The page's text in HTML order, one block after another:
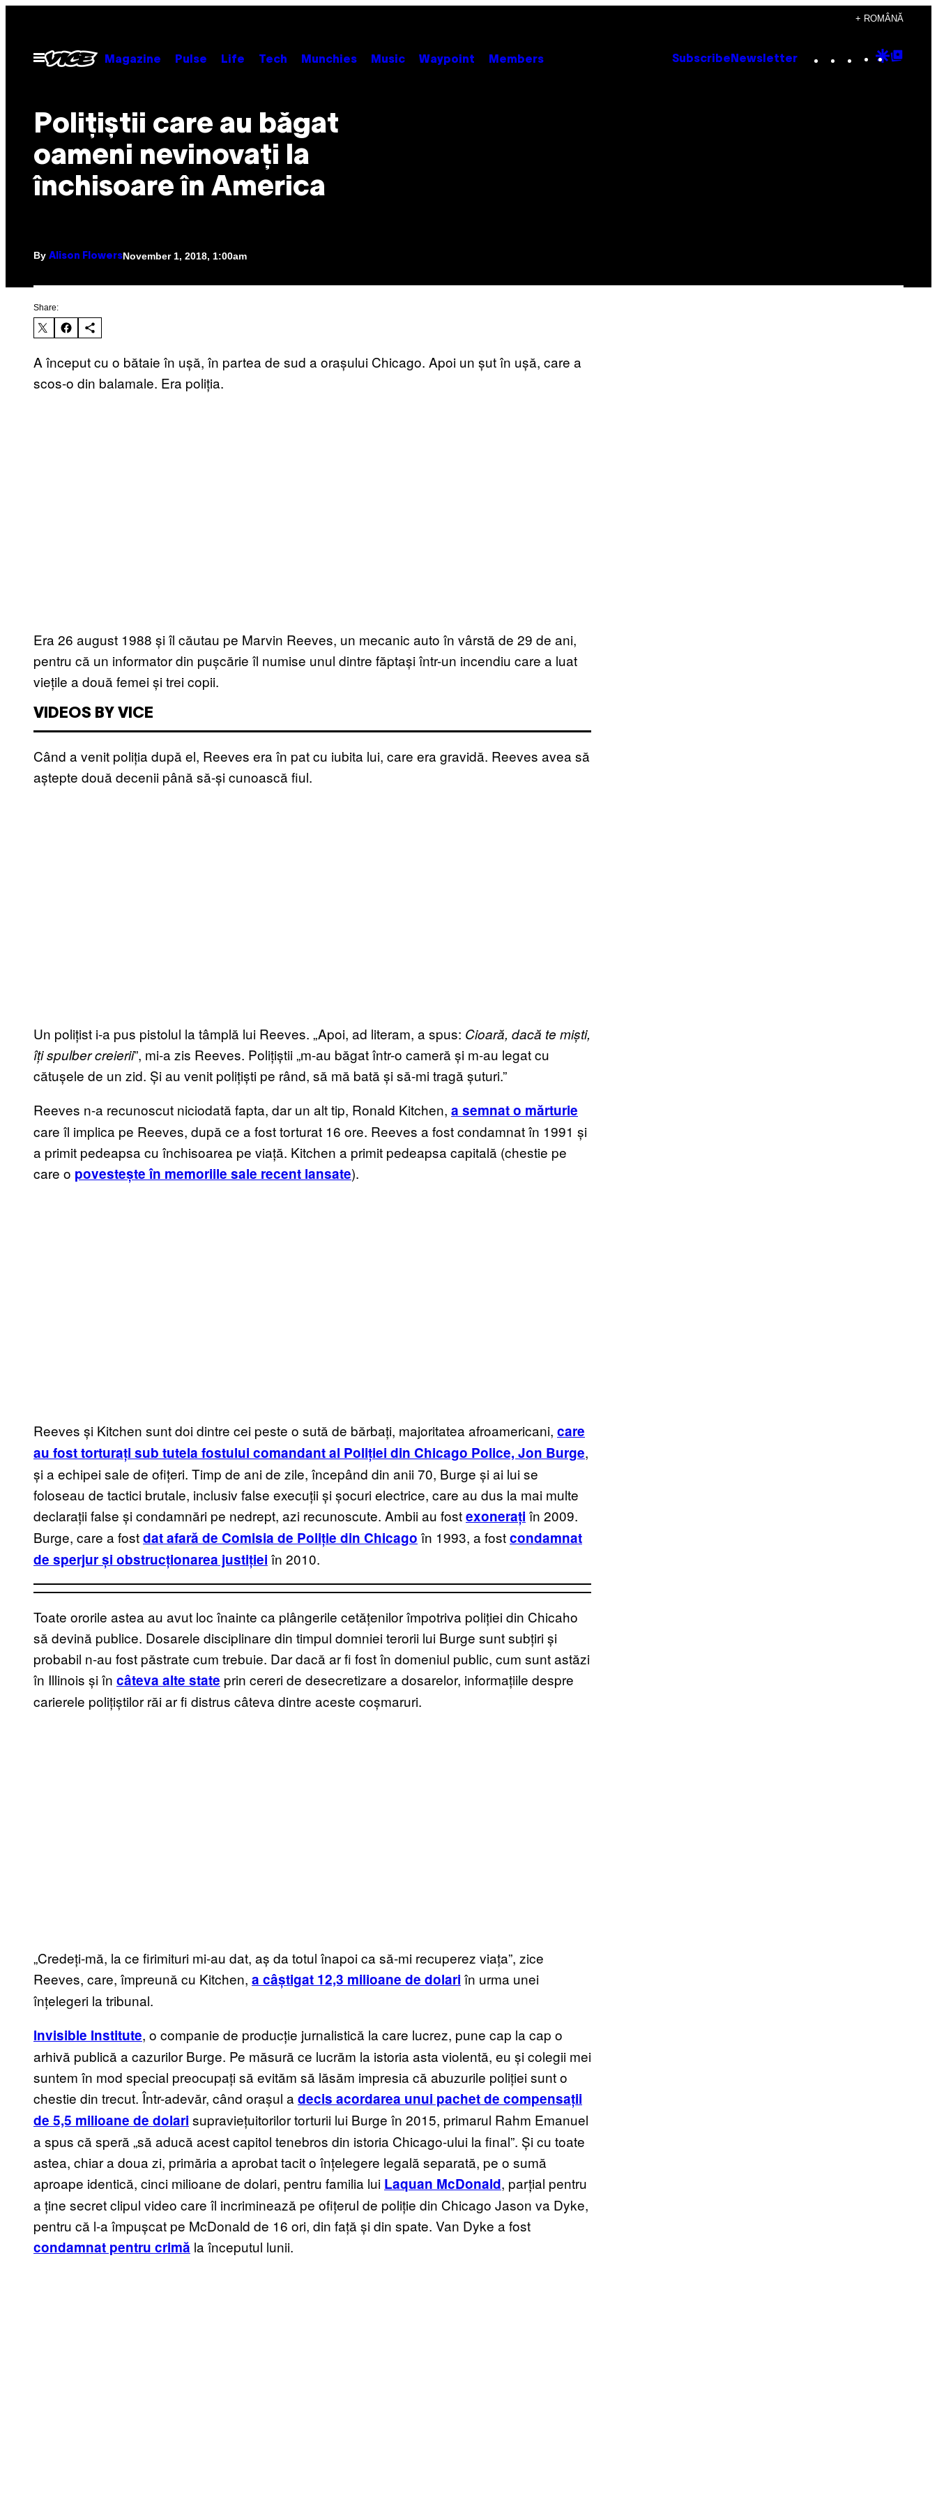
content
+ ROMÂNĂ
Open
Menu
Magazine Pulse Life Tech Munchies Music Waypoint Members Subscribe Newsletter Instagram
TikTok
YouTube
Google
Polițiștii care au băgat
oameni nevinovați la
închisoare în America
By Alison FlowersNovember 1, 2018, 1:00am
Share:
A început cu o bătaie în ușă, în partea de sud a orașului Chicago. Apoi un șut în ușă, care a
scos-o din balamale. Era poliția.
Era 26 august 1988 și îl căutau pe Marvin Reeves, un mecanic auto în vârstă de 29 de ani,
pentru că un informator din pușcărie îl numise unul dintre făptași într-un incendiu care a luat
viețile a două femei și trei copii.
VIDEOS BY VICE
Când a venit poliția după el, Reeves era în pat cu iubita lui, care era gravidă. Reeves avea să
aștepte două decenii până să-și cunoască fiul.
Un polițist i-a pus pistolul la tâmplă lui Reeves. „Apoi, ad literam, a spus: Cioară, dacă te miști,
îți spulber creierii”, mi-a zis Reeves. Polițiștii „m-au băgat într-o cameră și m-au legat cu
cătușele de un zid. Și au venit polițiști pe rând, să mă bată și să-mi tragă șuturi.”
Reeves n-a recunoscut niciodată fapta, dar un alt tip, Ronald Kitchen, a semnat o mărturie
care îl implica pe Reeves, după ce a fost torturat 16 ore. Reeves a fost condamnat în 1991 și
a primit pedeapsa cu închisoarea pe viață. Kitchen a primit pedeapsa capitală (chestie pe
care o povestește în memoriile sale recent lansate).
Reeves și Kitchen sunt doi dintre cei peste o sută de bărbați, majoritatea afroamericani, care
au fost torturați sub tutela fostului comandant al Poliției din Chicago Police, Jon Burge,
și a echipei sale de ofițeri. Timp de ani de zile, începând din anii 70, Burge și ai lui se
foloseau de tactici brutale, inclusiv false execuții și șocuri electrice, care au dus la mai multe
declarații false și condamnări pe nedrept, azi recunoscute. Ambii au fostexonerați în 2009.
Burge, care a fostdat afară de Comisia de Poliție din Chicago în 1993, a fostcondamnat
de sperjur și obstrucționarea justiției în 2010.
Toate ororile astea au avut loc înainte ca plângerile cetățenilor împotriva poliției din Chicaho
să devină publice. Dosarele disciplinare din timpul domniei terorii lui Burge sunt subțiri și
probabil n-au fost păstrate cum trebuie. Dar dacă ar fi fost în domeniul public, cum sunt astăzi
în Illinois și în câteva alte state prin cereri de desecretizare a dosarelor, informațiile despre
carierele polițiștilor răi ar fi distrus câteva dintre aceste coșmaruri.
„Credeți-mă, la ce firimituri mi-au dat, aș da totul înapoi ca să-mi recuperez viața”, zice
Reeves, care, împreună cu Kitchen, a câștigat 12,3 milioane de dolari în urma unei
înțelegeri la tribunal.
Invisible Institute, o companie de producție jurnalistică la care lucrez, pune cap la cap o
arhivă publică a cazurilor Burge. Pe măsură ce lucrăm la istoria asta violentă, eu și colegii mei
suntem în mod special preocupați să evităm să lăsăm impresia că abuzurile poliției sunt o
chestie din trecut. Într-adevăr, când orașul a decis acordarea unui pachet de compensații
de 5,5 milioane de dolari supraviețuitorilor torturii lui Burge în 2015, primarul Rahm Emanuel
a spus că speră „să aducă acest capitol tenebros din istoria Chicago-ului la final”. Și cu toate
astea, chiar a doua zi, primăria a aprobat tacit o înțelegere legală separată, pe o sumă
aproape identică, cinci milioane de dolari, pentru familia lui Laquan McDonald, parțial pentru
a ține secret clipul video care îl incriminează pe ofițerul de poliție din Chicago Jason va Dyke,
pentru că l-a împușcat pe McDonald de 16 ori, din față și din spate. Van Dyke a fost
condamnat pentru crimă la începutul lunii.